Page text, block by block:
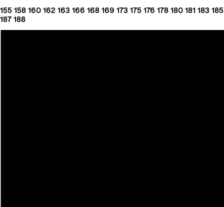
155 158 160 162 163 166 168 169 173 175 176 178 180 181 183 185
187 188